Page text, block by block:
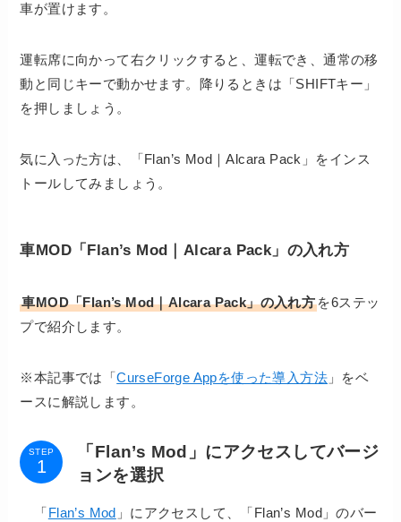
車が置けます。
運転席に向かって右クリックすると、運転でき、通常の移
動と同じキーで動かせます。降りるときは「SHIFTキー」
を押しましょう。
気に入った方は、「Flan’s Mod｜Alcara Pack」をインス
トールしてみましょう。
車MOD「Flan’s Mod｜Alcara Pack」の入れ方
車MOD「Flan’s Mod｜Alcara Pack」の入れ方 を6ステッ
プで紹介 します。
※本記事では「CurseForge Appを使った導入方法 」をベ
ースに解説します。
STEP
「Flan’s Mod」にアクセスしてバージ
ョンを選択
「Flan’s Mod 」にアクセスして、「Flan’s Mod」のバー